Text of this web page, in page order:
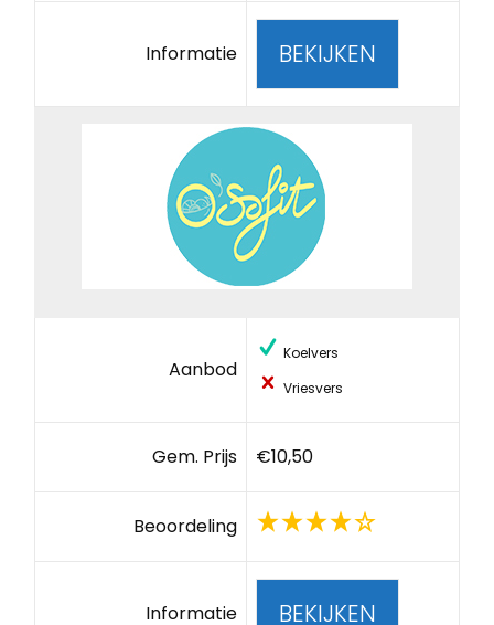
Informatie BEKIJKEN
Aanbod
Koelvers
Vriesvers
Gem. Prijs €10,50
Beoordeling
Informatie BEKIJKEN